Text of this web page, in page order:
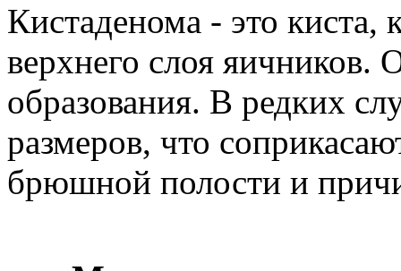
Кистаденома - это киста,
верхнего слоя яичников.
образования. В редких
размеров, что
брюшной полости и